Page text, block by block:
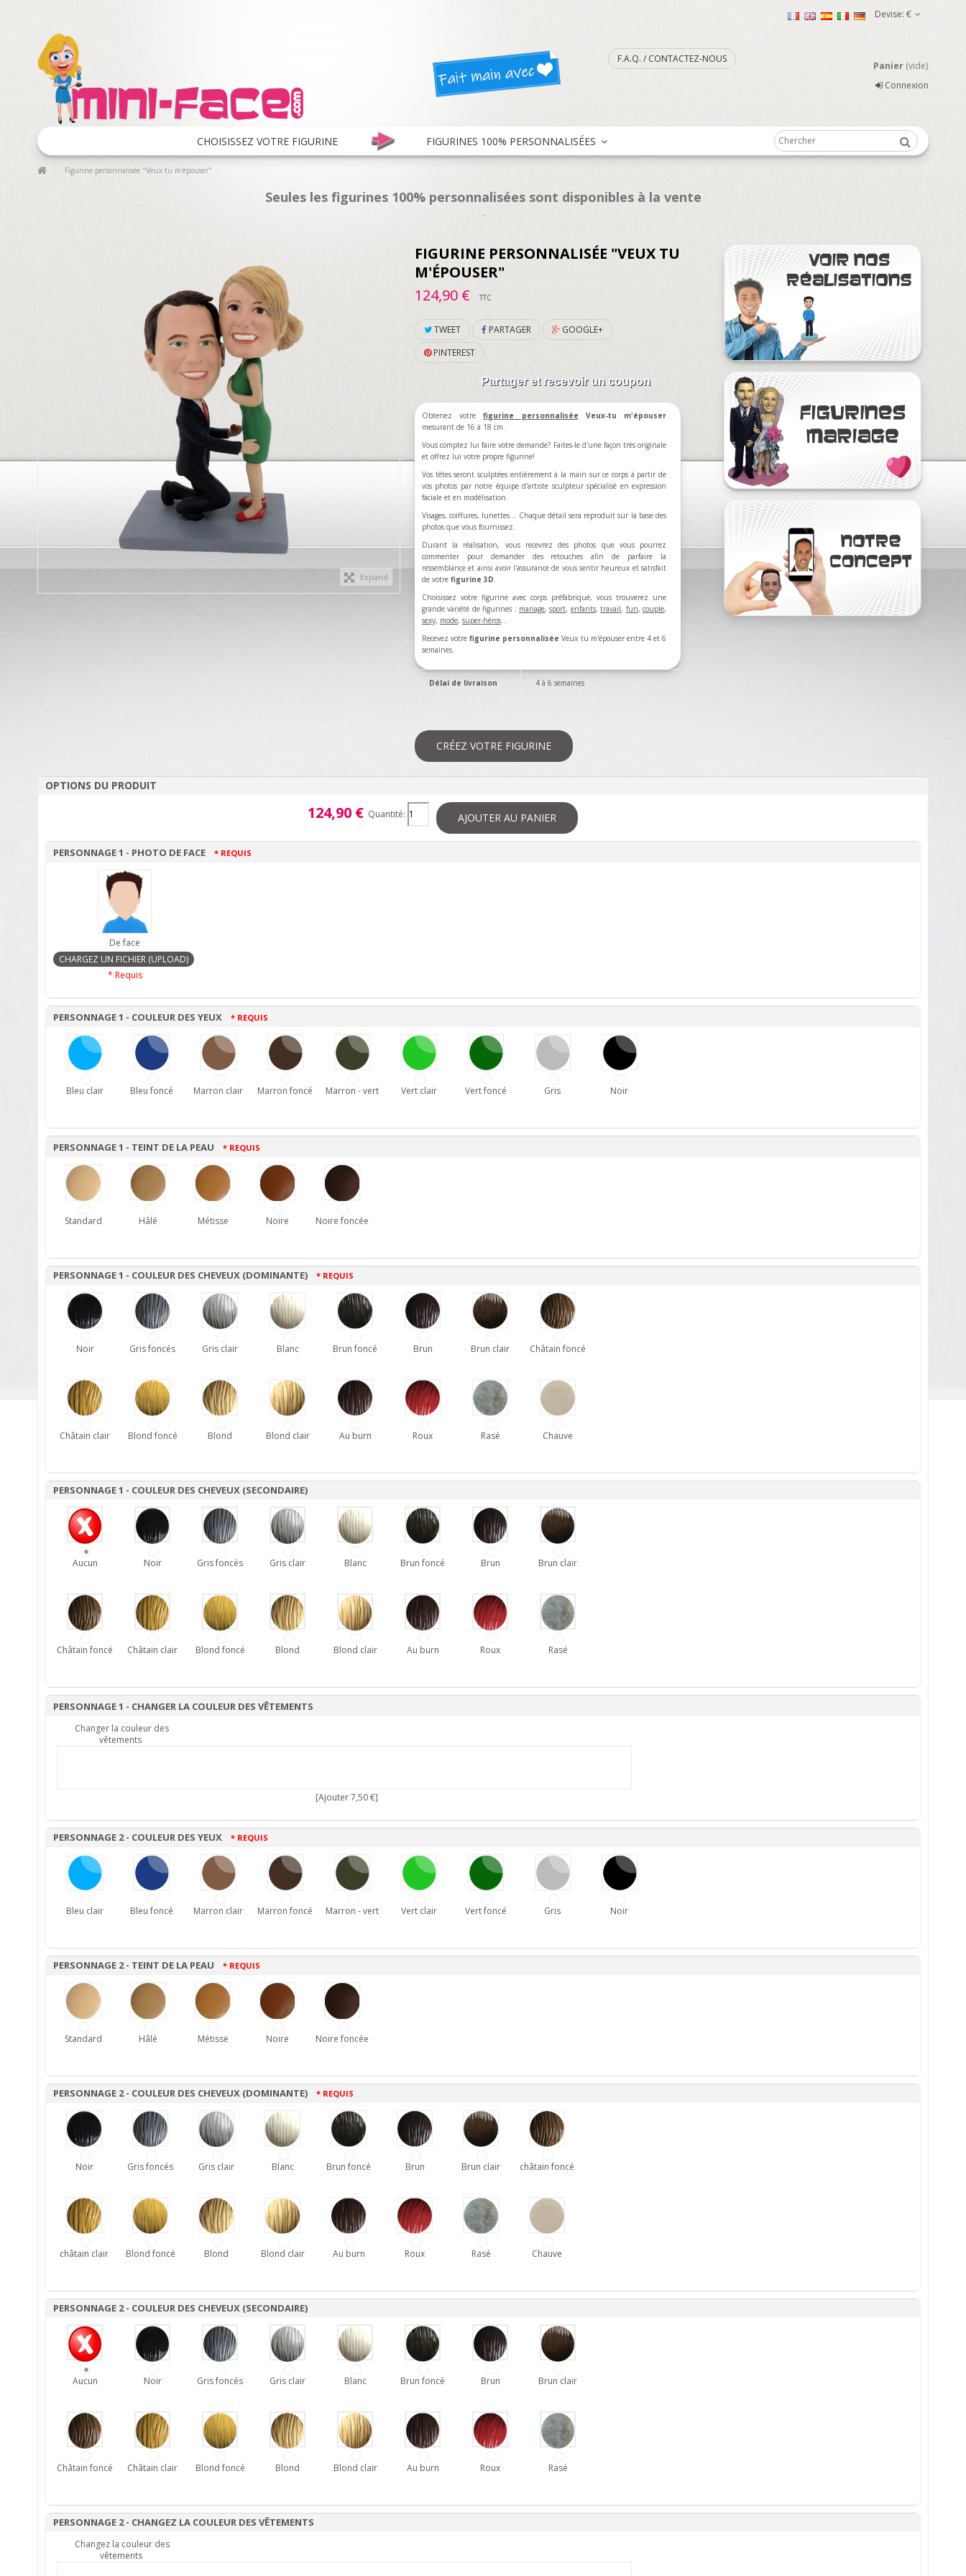
Devise: €
F.A.Q. / CONTACTEZ-NOUS
Panier (vide)
Connexion
CHOISISSEZ VOTRE FIGURINE FIGURINES 100% PERSONNALISÉES
Figurine personnalisée "Veux tu m'épouser"
Seules les figurines 100% personnalisées sont disponibles à la vente
.
Expand
FIGURINE PERSONNALISÉE "VEUX TU
M'ÉPOUSER"
124,90 €
TTC
TWEET PARTAGER
GOOGLE+
PINTEREST
Partager et recevoir un coupon
Obtenez votrefigurine personnalisée
Veux-tu m'épouser
mesurant de 16 à 18 cm.
Vous comptez lui faire votre demande? Faites-le d'une façon très originale
et offrez lui votre propre figurine!
Vos têtes seront sculptées entièrement à la main sur ce corps à partir de
vos photos par notre équipe d'artiste sculpteur spécialisé en expression
faciale et en modélisation.
Visages, coiffures, lunettes... Chaque détail sera reproduit sur la base des
photos que vous fournissez.
Durant la réalisation, vous recevrez des photos que vous pourrez
commenter pour demander des retouches afin de parfaire la
ressemblance et ainsi avoir l'assurance de vous sentir heureux et satisfait
de votre figurine 3D.
Choisissez votre figurine avec corps préfabriqué, vous trouverez une
grande variété de figurines : mariage,sport, enfants,travail, fun,couple,
sexy, mode, super-héros…
Recevez votrefigurine personnalisée Veux tu m'épouserentre 4 et 6
semaines.
Délai de livraison 4 à 6 semaines
CRÉEZ VOTRE FIGURINE
OPTIONS DU PRODUIT
124,90 € Quantité: AJOUTER AU PANIER
PERSONNAGE 1 - PHOTO DE FACE * REQUIS
De face
* Requis
PERSONNAGE 1 - COULEUR DES YEUX * REQUIS
Bleu clair Bleu foncé Marron clair Marron foncé Marron - vert Vert clair Vert foncé Gris Noir
PERSONNAGE 1 - TEINT DE LA PEAU * REQUIS
Standard Hâlé Métisse Noire Noire foncée
PERSONNAGE 1 - COULEUR DES CHEVEUX (DOMINANTE) * REQUIS
Noir Gris foncés Gris clair Blanc Brun foncé Brun Brun clair Châtain foncé
Châtain clair Blond foncé Blond Blond clair Au burn Roux Rasé Chauve
PERSONNAGE 1 - COULEUR DES CHEVEUX (SECONDAIRE)
Aucun Noir Gris foncés Gris clair Blanc Brun foncé Brun Brun clair
Châtain foncé Châtain clair Blond foncé Blond Blond clair Au burn Roux Rasé
PERSONNAGE 1 - CHANGER LA COULEUR DES VÊTEMENTS
Changer la couleur des
vêtements
[Ajouter 7,50 €]
PERSONNAGE 2 - COULEUR DES YEUX * REQUIS
Bleu clair Bleu foncé Marron clair Marron foncé Marron - vert Vert clair Vert foncé Gris Noir
PERSONNAGE 2 - TEINT DE LA PEAU * REQUIS
Standard Hâlé Métisse Noire Noire foncée
PERSONNAGE 2 - COULEUR DES CHEVEUX (DOMINANTE) * REQUIS
Noir Gris foncés Gris clair Blanc Brun foncé Brun Brun clair châtain foncé
châtain clair Blond foncé Blond Blond clair Au burn Roux Rasé Chauve
PERSONNAGE 2 - COULEUR DES CHEVEUX (SECONDAIRE)
Aucun Noir Gris foncés Gris clair Blanc Brun foncé Brun Brun clair
Châtain foncé Châtain clair Blond foncé Blond Blond clair Au burn Roux Rasé
PERSONNAGE 2 - CHANGEZ LA COULEUR DES VÊTEMENTS
Changez la couleur des
vêtements